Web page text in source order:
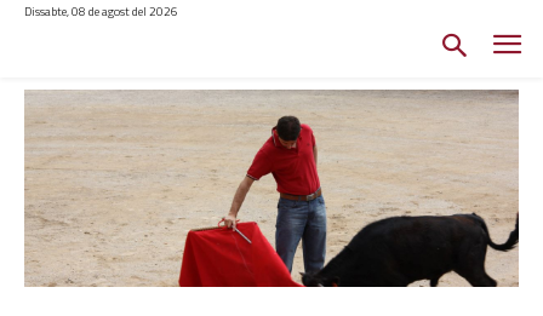
Dissabte, 08 de agost del 2026